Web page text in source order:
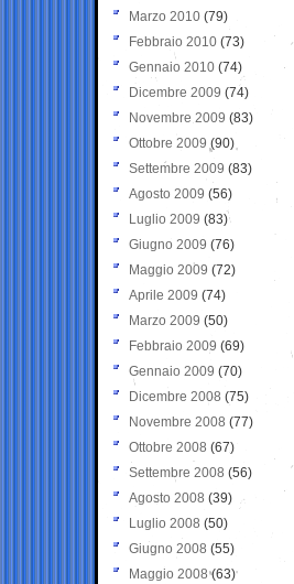
Marzo 2010 (79)
Febbraio 2010 (73)
Gennaio 2010 (74)
Dicembre 2009 (74)
Novembre 2009 (83)
Ottobre 2009 (90)
Settembre 2009 (83)
Agosto 2009 (56)
Luglio 2009 (83)
Giugno 2009 (76)
Maggio 2009 (72)
Aprile 2009 (74)
Marzo 2009 (50)
Febbraio 2009 (69)
Gennaio 2009 (70)
Dicembre 2008 (75)
Novembre 2008 (77)
Ottobre 2008 (67)
Settembre 2008 (56)
Agosto 2008 (39)
Luglio 2008 (50)
Giugno 2008 (55)
Maggio 2008(63)